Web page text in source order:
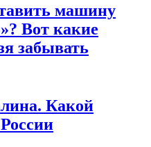
машину
Вот какие
забывать
Какой